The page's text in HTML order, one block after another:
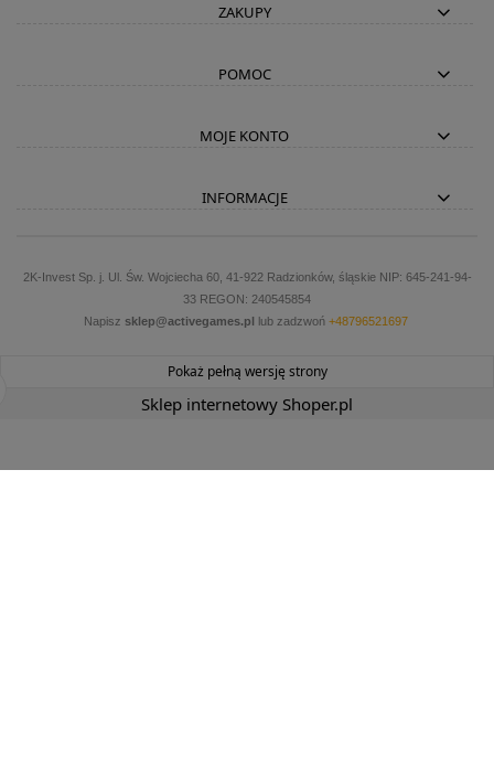
ZAKUPY
POMOC
MOJE KONTO
INFORMACJE
2K-Invest Sp. j. Ul. Św. Wojciecha 60, 41-922 Radzionków, śląskie NIP: 645-241-94-
33 REGON: 240545854
Napisz sklep@activegames.pl lub zadzwoń +48796521697
Pokaż pełną wersję strony
Sklep internetowy Shoper.pl